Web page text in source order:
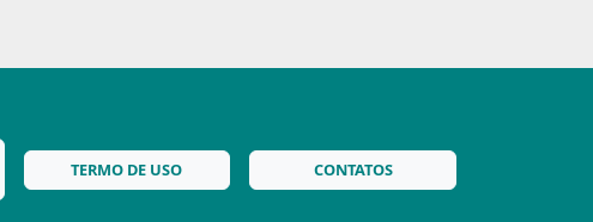
TERMO DE USO CONTATOS